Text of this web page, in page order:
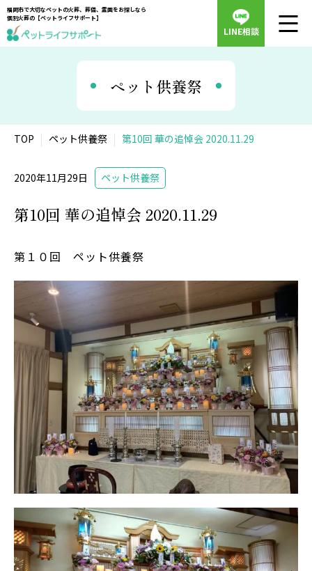
福岡市で大切なペットの火葬、葬儀、霊園をお探しなら
個別火葬の【ペットライフサポート】
LINE相談
ペット供養祭
TOP ペット供養祭 第10回 華の追悼会 2020.11.29
2020年11月29日 ペット供養祭
第10回 華の追悼会 2020.11.29
第１０回 ペット供養祭